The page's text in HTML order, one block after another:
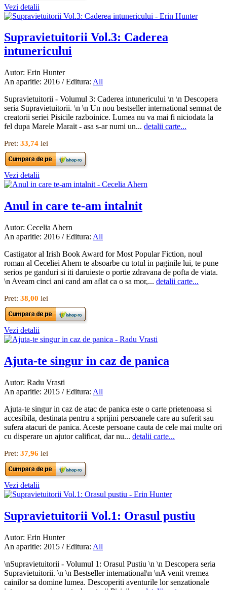
Vezi detalii
Supravietuitorii Vol.3: Caderea
intunericului
Autor: Erin Hunter
An aparitie: 2016 / Editura: All
Supravietuitorii - Volumul 3: Caderea intunericului \n \n Descopera
seria Supravietuitorii. \n \n Un nou bestseller international semnat de
creatorii seriei Pisicile razboinice. Lumea nu va mai fi niciodata la
fel dupa Marele Marait - asa s-ar numi un... detalii carte...
Pret: 33,74 lei
Vezi detalii
Anul in care te-am intalnit
Autor: Cecelia Ahern
An aparitie: 2016 / Editura: All
Castigator al Irish Book Award for Most Popular Fiction, noul
roman al Ceceliei Ahern te absoarbe cu totul in paginile lui, te pune
serios pe ganduri si iti daruieste o portie zdravana de pofta de viata.
\n Aveam cinci ani cand am aflat ca o sa mor,... detalii carte...
Pret: 38,00 lei
Vezi detalii
Ajuta-te singur in caz de panica
Autor: Radu Vrasti
An aparitie: 2015 / Editura: All
Ajuta-te singur in caz de atac de panica este o carte prietenoasa si
accesibila, destinata pentru a sprijini persoanele care au suferit sau
sufera atacuri de panica. Aceste persoane cauta de cele mai multe ori
cu disperare un ajutor calificat, dar nu... detalii carte...
Pret: 37,96 lei
Vezi detalii
Supravietuitorii Vol.1: Orasul pustiu
Autor: Erin Hunter
An aparitie: 2015 / Editura: All
\nSupravietuitorii - Volumul 1: Orasul Pustiu \n \n Descopera seria
Supravietuitorii. \n \n Bestseller international\n \nA venit vremea
cainilor sa domine lumea. Descoperiti aventurile lor senzationale